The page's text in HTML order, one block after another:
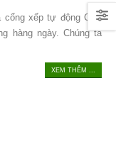
cổng xếp tự động Cửa
hàng ngày. Chúng ta
XEM THÊM ...